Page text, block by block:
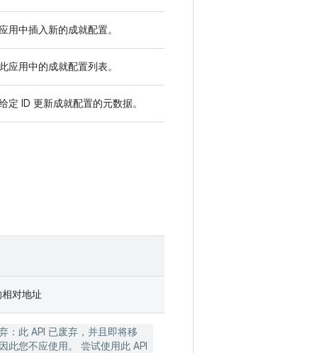
用中插入新的成就配置。
应用中的成就配置列表。
定 ID 更新成就配置的元数据。
对地址
：此 API 已废弃，并且即将移
此您不应使用。 尝试使用此 API